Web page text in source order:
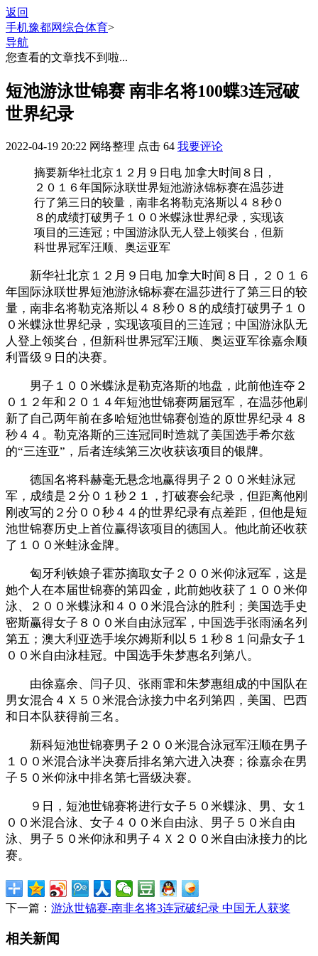
返回
手机豫都网综合体育>
导航
您查看的文章找不到啦...
短池游泳世锦赛 南非名将100蝶3连冠破
世界纪录
2022-04-19 20:22 网络整理 点击 64 我要评论
摘要新华社北京１２月９日电 加拿大时间８日，
２０１６年国际泳联世界短池游泳锦标赛在温莎进
行了第三日的较量，南非名将勒克洛斯以４８秒０
８的成绩打破男子１００米蝶泳世界纪录，实现该
项目的三连冠；中国游泳队无人登上领奖台，但新
科世界冠军汪顺、奥运亚军
新华社北京１２月９日电 加拿大时间８日，２０１６
年国际泳联世界短池游泳锦标赛在温莎进行了第三日的较
量，南非名将勒克洛斯以４８秒０８的成绩打破男子１０
０米蝶泳世界纪录，实现该项目的三连冠；中国游泳队无
人登上领奖台，但新科世界冠军汪顺、奥运亚军徐嘉余顺
利晋级９日的决赛。
男子１００米蝶泳是勒克洛斯的地盘，此前他连夺２
０１２年和２０１４年短池世锦赛两届冠军，在温莎他刷
新了自己两年前在多哈短池世锦赛创造的原世界纪录４８
秒４４。勒克洛斯的三连冠同时造就了美国选手希尔兹
的“三连亚”，后者连续第三次收获该项目的银牌。
德国名将科赫毫无悬念地赢得男子２００米蛙泳冠
军，成绩是２分０１秒２１，打破赛会纪录，但距离他刚
刚改写的２分００秒４４的世界纪录有点差距，但他是短
池世锦赛历史上首位赢得该项目的德国人。他此前还收获
了１００米蛙泳金牌。
匈牙利铁娘子霍苏摘取女子２００米仰泳冠军，这是
她个人在本届世锦赛的第四金，此前她收获了１００米仰
泳、２００米蝶泳和４００米混合泳的胜利；美国选手史
密斯赢得女子８００米自由泳冠军，中国选手张雨涵名列
第五；澳大利亚选手埃尔姆斯利以５１秒８１问鼎女子１
００米自由泳桂冠。中国选手朱梦惠名列第八。
由徐嘉余、闫子贝、张雨霏和朱梦惠组成的中国队在
男女混合４Ｘ５０米混合泳接力中名列第四，美国、巴西
和日本队获得前三名。
新科短池世锦赛男子２００米混合泳冠军汪顺在男子
１００米混合泳半决赛后排名第六进入决赛；徐嘉余在男
子５０米仰泳中排名第七晋级决赛。
９日，短池世锦赛将进行女子５０米蝶泳、男、女１
００米混合泳、女子４００米自由泳、男子５０米自由
泳、男子５０米仰泳和男子４Ｘ２００米自由泳接力的比
赛。
下一篇： 游泳世锦赛-南非名将3连冠破纪录 中国无人获奖
相关新闻